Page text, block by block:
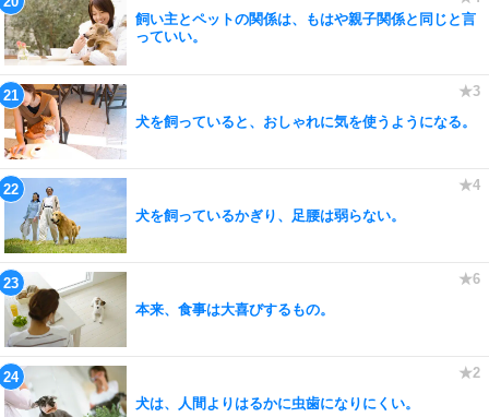
飼い主とペットの関係は、もはや親子関係と同じと言
っていい。
犬を飼っていると、おしゃれに気を使うようになる。
犬を飼っているかぎり、足腰は弱らない。
本来、食事は大喜びするもの。
犬は、人間よりはるかに虫歯になりにくい。